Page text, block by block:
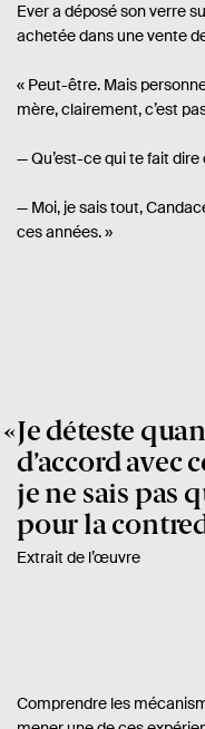
Ever a déposé son verre
achetée dans une vente
« Peut-être. Mais
mère, clairement, c’est
— Qu’est-ce qui te fait
— Moi, je sais tout,
ces années. »
Je déteste
d’accord avec
je ne sais pas
pour la
Extrait de l’œuvre
Comprendre les